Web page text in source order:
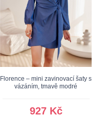
Florence – mini zavinovací šaty s
vázáním, tmavě modré
927 Kč